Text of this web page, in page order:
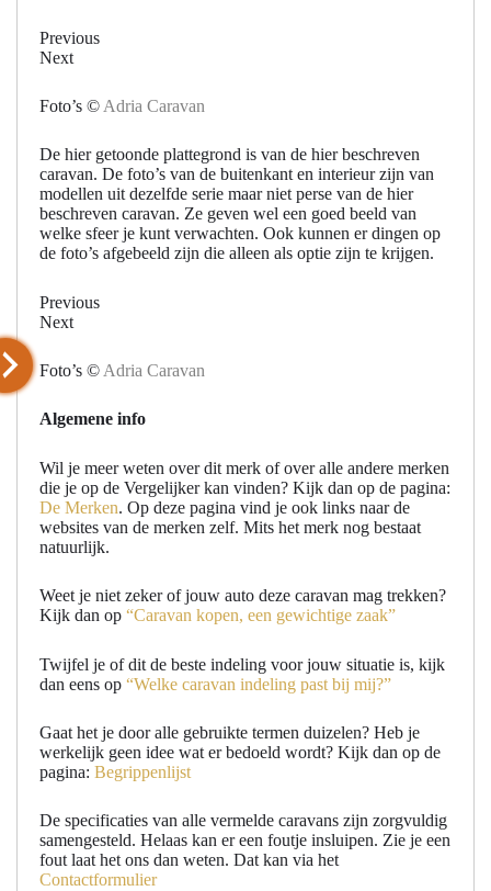
Previous
Next
Foto’s © Adria Caravan
De hier getoonde plattegrond is van de hier beschreven
caravan. De foto’s van de buitenkant en interieur zijn van
modellen uit dezelfde serie maar niet perse van de hier
beschreven caravan. Ze geven wel een goed beeld van
welke sfeer je kunt verwachten. Ook kunnen er dingen op
de foto’s afgebeeld zijn die alleen als optie zijn te krijgen.
Previous
Next
Foto’s © Adria Caravan
Algemene info
Wil je meer weten over dit merk of over alle andere merken
die je op de Vergelijker kan vinden? Kijk dan op de pagina:
De Merken. Op deze pagina vind je ook links naar de
websites van de merken zelf. Mits het merk nog bestaat
natuurlijk.
Weet je niet zeker of jouw auto deze caravan mag trekken?
Kijk dan op “Caravan kopen, een gewichtige zaak”
Twijfel je of dit de beste indeling voor jouw situatie is, kijk
dan eens op “Welke caravan indeling past bij mij?”
Gaat het je door alle gebruikte termen duizelen? Heb je
werkelijk geen idee wat er bedoeld wordt? Kijk dan op de
pagina: Begrippenlijst
De specificaties van alle vermelde caravans zijn zorgvuldig
samengesteld. Helaas kan er een foutje insluipen. Zie je een
fout laat het ons dan weten. Dat kan via het
Contactformulier